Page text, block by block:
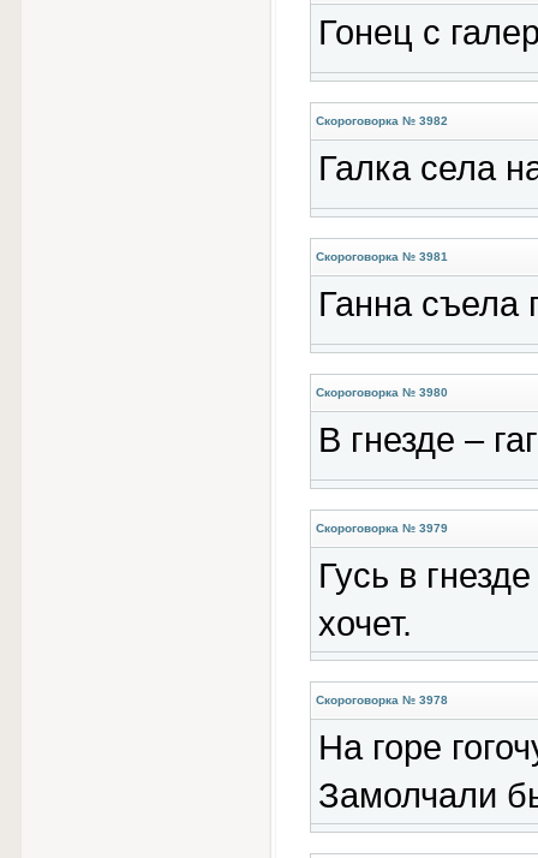
Гонец с
Скороговорка № 3982
Галка села
Скороговорка № 3981
Ганна съела
Скороговорка № 3980
В гнезде –
Скороговорка № 3979
Гусь в
хочет.
Скороговорка № 3978
На горе
Замолчали